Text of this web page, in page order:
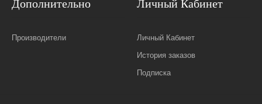
Производители
Личный Кабинет
История заказов
Подписка